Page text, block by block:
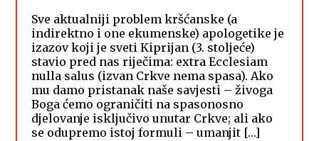
Sve aktualniji problem kršćanske (a
indirektno i one ekumenske) apologetike je
izazov koji je sveti Kiprijan (3. stoljeće)
stavio pred nas riječima: extra Ecclesiam
nulla salus (izvan Crkve nema spasa). Ako
mu damo pristanak naše savjesti – živoga
Boga ćemo ograničiti na spasonosno
djelovanje isključivo unutar Crkve; ali ako
se odupremo istoj formuli – umanjit […]